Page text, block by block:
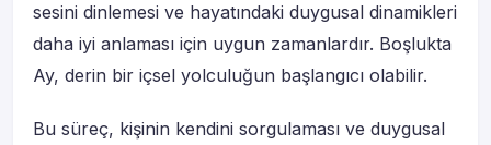
sesini dinlemesi ve hayatındaki duygusal dinamikleri
daha iyi anlaması için uygun zamanlardır. Boşlukta
Ay, derin bir içsel yolculuğun başlangıcı olabilir.
Bu süreç, kişinin kendini sorgulaması ve duygusal